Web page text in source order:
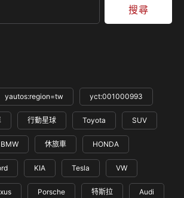
搜尋
yautos:region=tw yct:001000993
行動星球 Toyota SUV
BMW 休旅車 HONDA
KIA Tesla VW
Porsche 特斯拉 Audi